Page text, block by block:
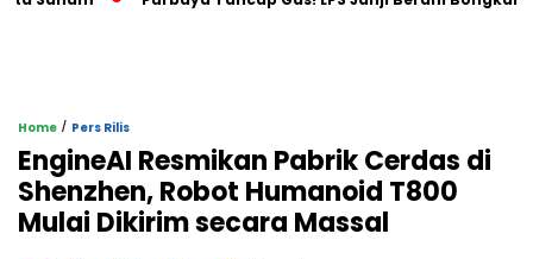
Home / Pers Rilis
EngineAI Resmikan Pabrik Cerdas di
Shenzhen, Robot Humanoid T800
Mulai Dikirim secara Massal